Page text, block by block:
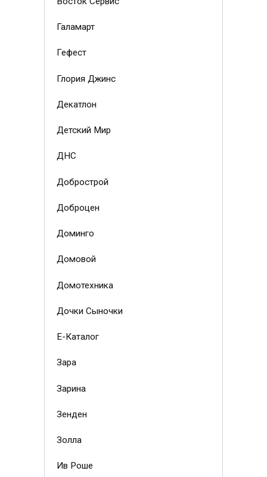
Галамарт
Гефест
Глория Джинс
Декатлон
Детский Мир
ДНС
Добрострой
Доброцен
Доминго
Домовой
Домотехника
Дочки Сыночки
Е-Каталог
Зара
Зарина
Зенден
Золла
Ив Роше